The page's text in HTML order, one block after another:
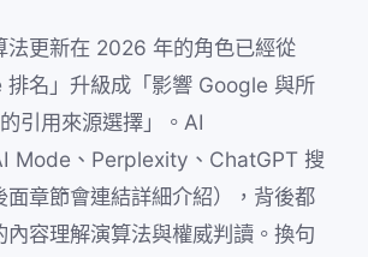
法更新在 2026 年的角色已經從
排名」升級成「影響 Google 與所
引用來源選擇」。AI
Mode、Perplexity、ChatGPT 搜
面章節會連結詳細介紹），背後都
容理解演算法與權威判讀。換句